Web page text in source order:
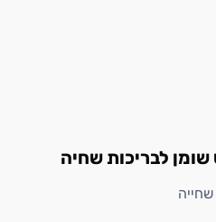
שומן לבריכות שחיה
שחייה